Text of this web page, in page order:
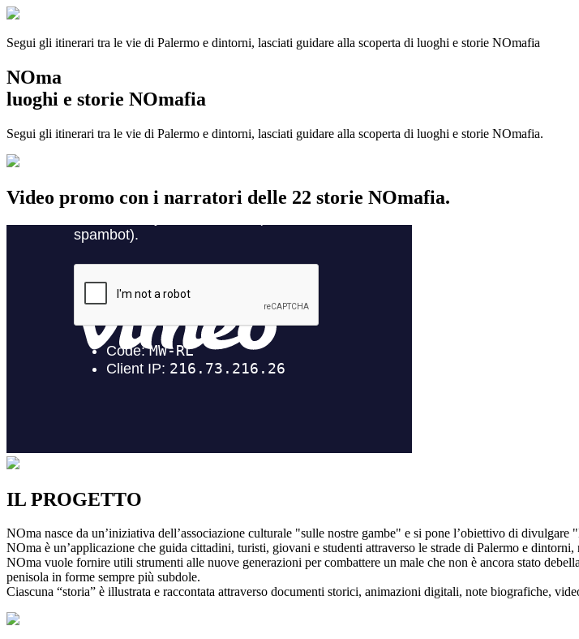
Segui gli itinerari tra le vie di Palermo e dintorni, lasciati guidare alla scoperta di luoghi e storie NOmafia
NOma
luoghi e storie NOmafia
Segui gli itinerari tra le vie di Palermo e dintorni, lasciati guidare alla scoperta di luoghi e storie NOmafia.
Video promo con i narratori delle 22 storie NOmafia.
IL PROGETTO
NOma nasce da un’iniziativa dell’associazione culturale "sulle nostre gambe" e si pone l’obiettivo di
NOma è un’applicazione che guida cittadini, turisti, giovani e studenti attraverso le strade di Palermo e
NOma vuole fornire utili strumenti alle nuove generazioni per combattere un male che non è ancora stato
penisola in forme sempre più subdole.
Ciascuna “storia” è illustrata e raccontata attraverso documenti storici, animazioni digitali, note biografiche,